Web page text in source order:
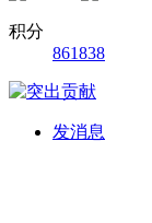
积分
861838
发消息